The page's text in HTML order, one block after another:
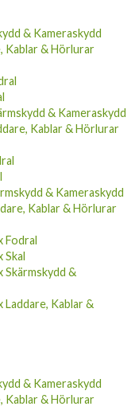
& Kameraskydd
Kablar & Hörlurar
& Kameraskydd
Kablar & Hörlurar
& Kameraskydd
Kablar & Hörlurar
Fodral
Skal
Skärmskydd &
Kablar &
& Kameraskydd
Kablar & Hörlurar